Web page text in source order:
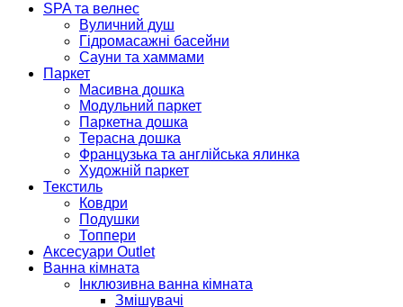
SPA та велнес
Вуличний душ
Гідромасажні басейни
Сауни та хаммами
Паркет
Масивна дошка
Модульний паркет
Паркетна дошка
Терасна дошка
Французька та англійська ялинка
Художній паркет
Текстиль
Ковдри
Подушки
Топпери
Аксесуари Outlet
Ванна кімната
Інклюзивна ванна кімната
Змішувачі